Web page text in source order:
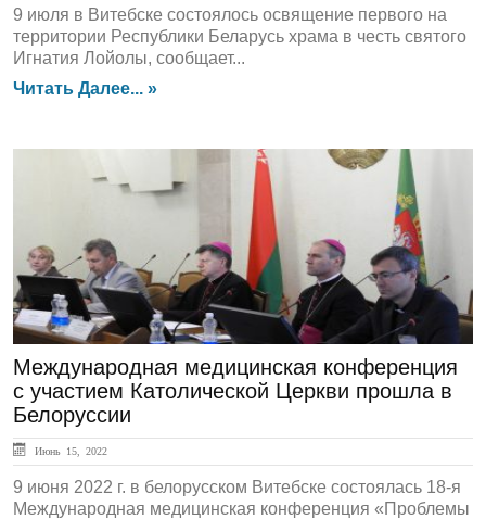
9 июля в Витебске состоялось освящение первого на
территории Республики Беларусь храма в честь святого
Игнатия Лойолы, сообщает...
Читать Далее... »
ЛЕНТА НОВОСТЕЙ
Международная медицинская конференция
с участием Католической Церкви прошла в
Белоруссии
Июнь 15, 2022
9 июня 2022 г. в белорусском Витебске состоялась 18-я
Международная медицинская конференция «Проблемы